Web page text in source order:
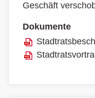
Geschäft
Dokumente